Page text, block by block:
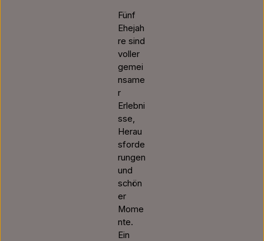
Fünf
Ehejah
re sind
voller
gemei
nsame
r
Erlebni
sse,
Herau
sforde
rungen
und
schön
er
Mome
nte.
Ein